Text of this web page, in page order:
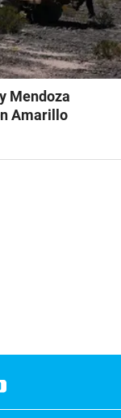
Mendoza
Amarillo